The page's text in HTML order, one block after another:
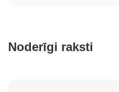
Noderīgi raksti